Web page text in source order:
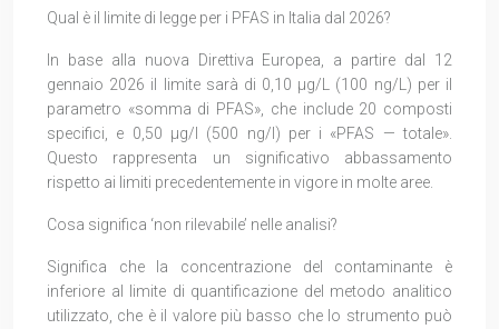
Qual è il limite di legge per i PFAS in Italia dal 2026?
In base alla nuova Direttiva Europea, a partire dal 12
gennaio 2026 il limite sarà di 0,10 µg/L (100 ng/L) per il
parametro «somma di PFAS», che include 20 composti
specifici, e 0,50 µg/l (500 ng/l) per i «PFAS — totale».
Questo rappresenta un significativo abbassamento
rispetto ai limiti precedentemente in vigore in molte aree.
Cosa significa ‘non rilevabile’ nelle analisi?
Significa che la concentrazione del contaminante è
inferiore al limite di quantificazione del metodo analitico
utilizzato, che è il valore più basso che lo strumento può